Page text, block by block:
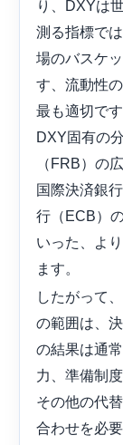
り、DXYは
測る指標で
場のバスケ
す、流動性
最も適切で
DXY固有の
（FRB）の
国際決済銀
行（ECB）
いった、よ
ます。
したがって
の範囲は、
の結果は通
力、準備制
その他の代
合わせを必